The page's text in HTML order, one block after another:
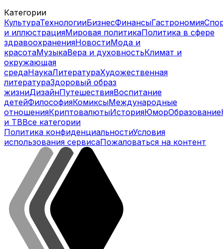
Категории
КультураТехнологииБизнесФинансыГастрономия
и иллюстрацияМировая политикаПолитика в сфере
здравоохраненияНовостиМода и
красотаМузыкаВера и духовностьКлимат и
окружающая
средаНаукаЛитератураХудожественная
литератураЗдоровый образ
жизниДизайнПутешествияВоспитание
детейФилософияКомиксыМеждународные
отношенияКриптовалютыИсторияЮморОбразование
и ТВВсе категории
Политика конфиденциальностиУсловия
использования сервисаПожаловаться на контент